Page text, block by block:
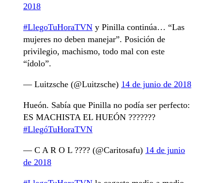
2018
#LlegoTuHoraTVN y Pinilla continúa… “Las
mujeres no deben manejar”. Posición de
privilegio, machismo, todo mal con este
“ídolo”.
— Luitzsche (@Luitzsche) 14 de junio de 2018
Hueón. Sabía que Pinilla no podía ser perfecto:
ES MACHISTA EL HUEÓN ???????
#LlegóTuHoraTVN
— C A R O L ???? (@Caritosafu) 14 de junio
de 2018